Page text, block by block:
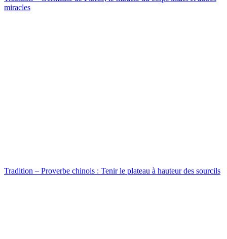
miracles
Tradition – Proverbe chinois : Tenir le plateau à hauteur des sourcils